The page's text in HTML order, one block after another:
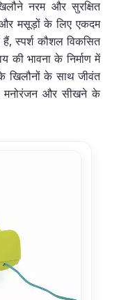
नरम और सुरक्षित
मसूड़ों के लिए एकदम
स्पर्श कौशल विकसित
भावना के निर्माण में
खिलौनों के साथ जीवंत
मनोरंजन और सीखने के